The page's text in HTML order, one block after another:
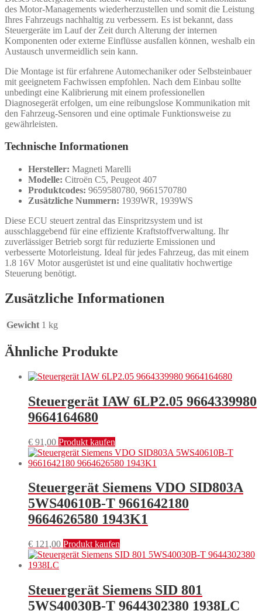
des Motor-Managements wiederherzustellen und somit die Leistung
Ihres Fahrzeugs nachhaltig zu verbessern. Es ist bekannt, dass
Steuergeräte im Lauf der Zeit durch Alterung der internen
Komponenten oder externe Einflüsse ausfallen können, weshalb ein
Austausch unvermeidlich sein kann.
Die Montage ist für erfahrene Automechaniker oder Selbsteinbauer
mit geeignetem Fachwissen empfohlen. Nach dem Einbau sollte
unbedingt eine Kalibrierung mit einem professionellen
Diagnosegerät erfolgen, um eine reibungslose Kommunikation mit
den Fahrzeug-Sensoren und eine optimale Funktionsweise zu
gewährleisten.
Technische Informationen
Hersteller: Magneti Marelli
Modelle: Citroën C5, Peugeot 407
Produktcodes: 9659580780, 9661570780
Zusätzliche Nummern: 1939WR, 1939WS
Diese ECU steuert zentral das Einspritzsystem und ist
ausschlaggebend für eine effiziente Kraftstoffverwaltung. Ihr
zuverlässiger Betrieb sorgt für reduzierte Emissionen und
verbesserte Motorleistung. Ideal für jedes Fahrzeug, das mit einem
1.8 16V Motor ausgerüstet ist und eine qualitativ hochwertige
Steuerung benötigt.
Zusätzliche Informationen
Gewicht 1 kg
Ähnliche Produkte
Steuergerät IAW 6LP2.05 9664339980
9664164680
€ 91,00 Produkt kaufen
Steuergerät Siemens VDO SID803A
5WS40610B-T 9661642180
9664626580 1943K1
€ 121,00 Produkt kaufen
Steuergerät Siemens SID 801
5WS40030B-T 9644302380 1938LC